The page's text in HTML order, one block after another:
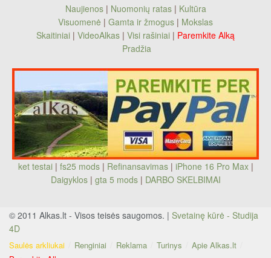
Naujienos| Nuomonių ratas| Kultūra
Visuomenė | Gamta ir žmogus | Mokslas
Skaitiniai | VideoAlkas | Visi rašiniai | Paremkite Alką
Pradžia
ket testai | fs25 mods| Refinansavimas| iPhone 16 Pro Max|
Daigyklos| gta 5 mods | DARBO SKELBIMAI
© 2011 Alkas.lt - Visos teisės saugomos. | Svetainę kūrė - Studija
4D
Saulės arkliukai Renginiai Reklama Turinys
Apie Alkas.lt